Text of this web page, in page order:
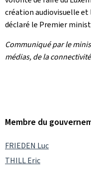
création audiovisuelle et
déclaré le Premier
Communiqué par le
médias, de la
Membre du
FRIEDEN Luc
THILL Eric